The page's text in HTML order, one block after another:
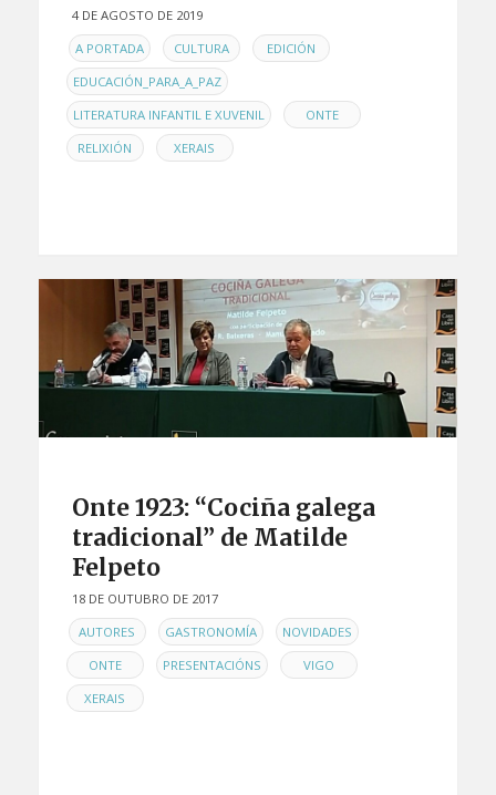
4 DE AGOSTO DE 2019
ENA PORTADA , CULTURA , EDICIÓN ,
EDUCACIÓN_PARA_A_PAZ ,
LITERATURA INFANTIL E XUVENIL , ONTE ,
RELIXIÓN , XERAIS
Onte 1923: “Cociña galega
tradicional” de Matilde
Felpeto
18 DE OUTUBRO DE 2017
ENAUTORES , GASTRONOMÍA , NOVIDADES ,
ONTE , PRESENTACIÓNS , VIGO ,
XERAIS